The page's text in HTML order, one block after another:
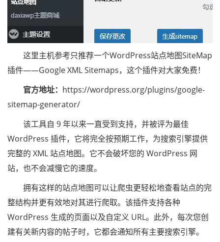
这里主机参考只推荐一个WordPress站点地图SiteMap
插件——Google XML Sitemaps，这个插件对大家免费！
官方地址： https://wordpress.org/plugins/google-
sitemap-generator/
该工具自 9 年以来一直受到支持，并被评为最佳
WordPress 插件，它将完全按预期工作，为搜索引擎提供
完整的 XML 站点地图。它不会破坏您的 WordPress 网
站，也不会减慢它的速度。
拥有这样的站点地图可以让爬虫更轻松地查看站点的完
整结构并更有效地对其进行爬取。该插件支持各种
WordPress 生成的页面以及自定义 URL。此外，每次您创
建有关新内容的帖子时，它都会通知所有主要搜索引擎。